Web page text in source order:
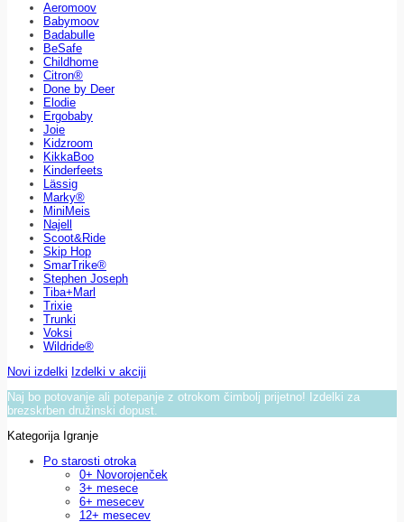
Aeromoov
Babymoov
Badabulle
BeSafe
Childhome
Citron®
Done by Deer
Elodie
Ergobaby
Joie
Kidzroom
KikkaBoo
Kinderfeets
Lässig
Marky®
MiniMeis
Najell
Scoot&Ride
Skip Hop
SmarTrike®
Stephen Joseph
Tiba+Marl
Trixie
Trunki
Voksi
Wildride®
Novi izdelki Izdelki v akciji
Naj bo potovanje ali potepanje z otrokom čimbolj prijetno! Izdelki za
brezskrben družinski dopust.
Kategorija Igranje
Po starosti otroka
0+ Novorojenček
3+ mesece
6+ mesecev
12+ mesecev